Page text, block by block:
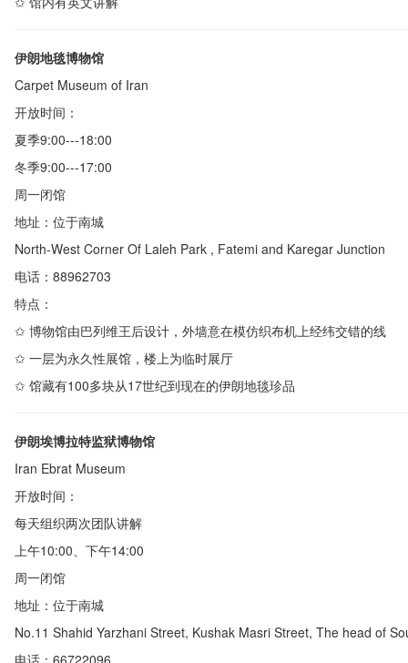
伊朗地毯博物馆
Carpet Museum of Iran
开放时间：
夏季9:00---18:00
冬季9:00---17:00
周一闭馆
地址：位于南城
North-West Corner Of Laleh Park , Fatemi and Karegar Junction
电话： 88962703
特点：
✩ 博物馆由巴列维王后设计，外墙意在模仿织布机上经纬交错的线
✩ 一层为永久性展馆，楼上为临时展厅
✩ 馆藏有100多块从17世纪到现在的伊朗地毯珍品
伊朗埃博拉特监狱博物馆
Iran Ebrat Museum
开放时间：
每天组织两次团队讲解
上午10:00、下午14:00
周一闭馆
地址：位于南城
No.11 Shahid Yarzhani Street, Kushak Masri Street, The head of
电话： 66722096